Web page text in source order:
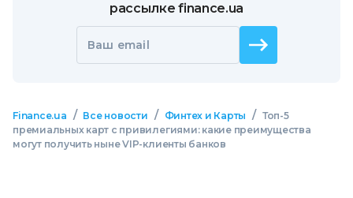
рассылке finance.ua
Ваш email
Finance.ua / Все новости / Финтех и Карты / Топ-5
премиальных карт с привилегиями: какие преимущества
могут получить ныне VIP-клиенты банков